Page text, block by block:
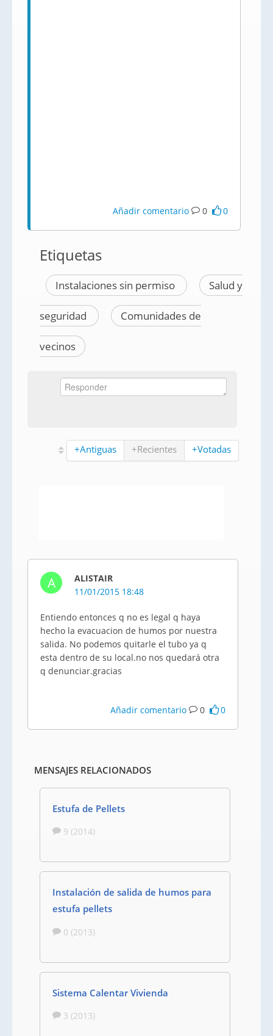
Añadir comentario 0 0
Etiquetas
Instalaciones sin permiso Salud y
seguridad Comunidades de
vecinos
+Antiguas +Recientes +Votadas
A
ALISTAIR
11/01/2015 18:48
Entiendo entonces q no es legal q haya
hecho la evacuacion de humos por nuestra
salida. No podemos quitarle el tubo ya q
esta dentro de su local.no nos quedará otra
q denunciar.gracias
Añadir comentario 0 0
MENSAJES RELACIONADOS
Estufa de Pellets
9 (2014)
Instalación de salida de humos para
estufa pellets
0 (2013)
Sistema Calentar Vivienda
3 (2013)